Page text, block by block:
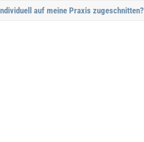
auf meine Praxis zugeschnitten?